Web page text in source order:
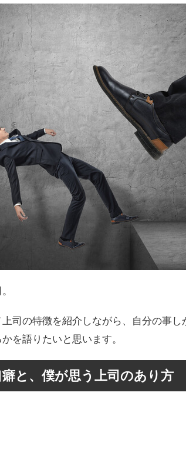
司の特徴を紹介しながら、自分の事
を語りたいと思います。
と、僕が思う上司のあり方